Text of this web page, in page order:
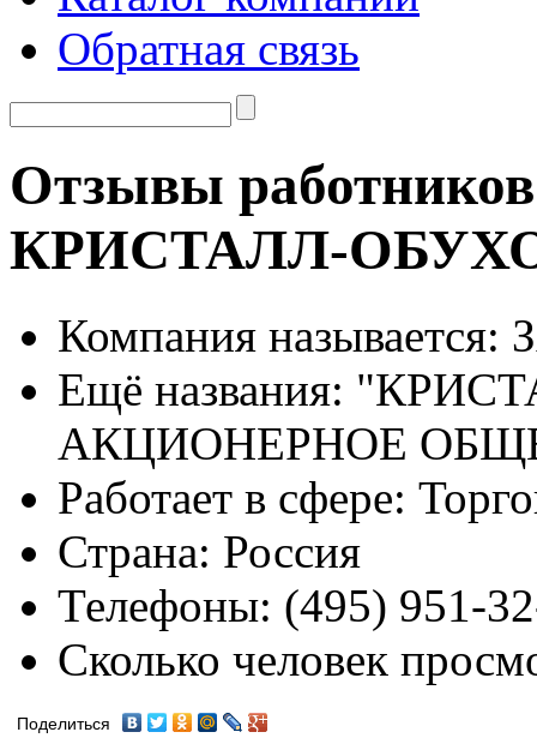
Обратная связь
Отзывы
КРИСТАЛЛ-
Компания называется:
Ещё названия:
АКЦИОНЕРНОЕ
Работает в сфере:
Страна: Россия
Телефоны: (495) 951-
Сколько человек
Поделиться